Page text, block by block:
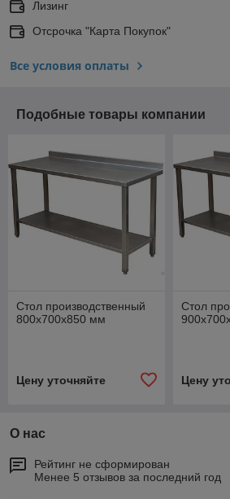
Лизинг
Отсрочка "Карта Покупок"
Все условия оплаты
Подобные товары компании
Стол производственный
800х700х850 мм
Цену уточняйте
Стол
Цену
О нас
Рейтинг не сформирован
Менее 5 отзывов за последний год